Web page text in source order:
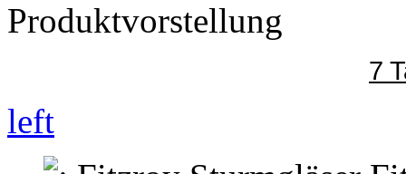
Produktvorstellung
7
left